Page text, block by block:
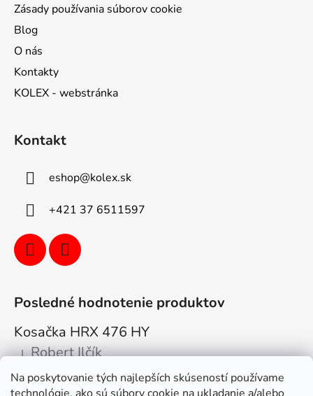
Na poskytovanie tých najlepších skúseností používame
Zásady používania súborov cookie
Blog
O nás
Kontakty
KOLEX - webstránka
Kontakt
eshop@kolex.sk
+421 37 6511597
Posledné hodnotenie produktov
Kosačka HRX 476 HY
Hodnotenie produktu je 5 z 5 hviezdičiek.
| Robert Ilčík
Super. Odporúčam